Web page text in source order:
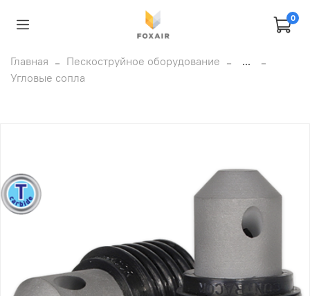
0
Главная Пескоструйное оборудование
...
Угловые сопла